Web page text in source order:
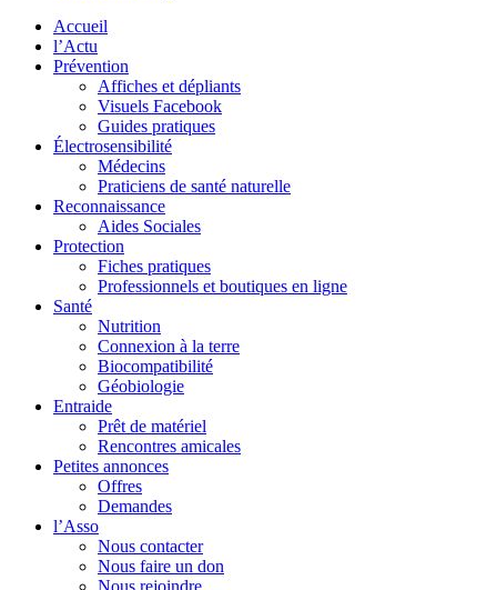
Accueil
l’Actu
Prévention
Affiches et dépliants
Visuels Facebook
Guides pratiques
Électrosensibilité
Médecins
Praticiens de santé naturelle
Reconnaissance
Aides Sociales
Protection
Fiches pratiques
Professionnels et boutiques en ligne
Santé
Nutrition
Connexion à la terre
Biocompatibilité
Géobiologie
Entraide
Prêt de matériel
Rencontres amicales
Petites annonces
Offres
Demandes
l’Asso
Nous contacter
Nous faire un don